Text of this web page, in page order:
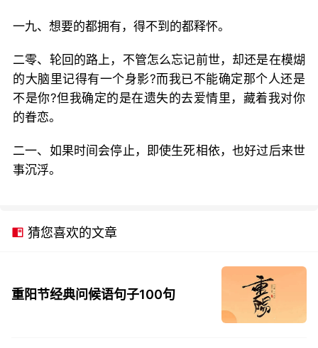
一九、想要的都拥有，得不到的都释怀。
二零、轮回的路上，不管怎么忘记前世，却还是在模煳
的大脑里记得有一个身影?而我已不能确定那个人还是
不是你?但我确定的是在遗失的去爱情里，藏着我对你
的眷恋。
二一、如果时间会停止，即使生死相依，也好过后来世
事沉浮。
猜您喜欢的文章
重阳节经典问候语句子100句